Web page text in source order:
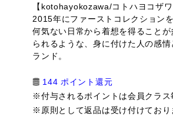
【kotohayokozawa/コトハヨコザワ
2015年にファーストコレクションを
何気ない日常から着想を得ること
られるような、身に付けた人の感
ランド。
144 ポイント還元
※付与されるポイントは会員クラ
※原則として返品は受け付けており